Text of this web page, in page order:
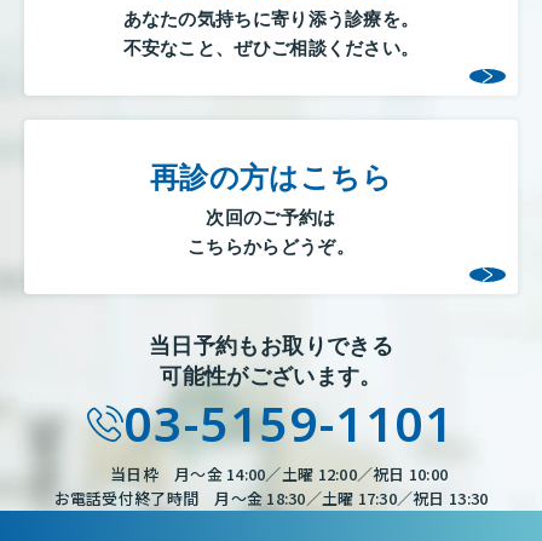
あなたの気持ちに寄り添う診療を。
不安なこと、ぜひご相談ください。
再診の方はこちら
次回のご予約は
こちらからどうぞ。
当日予約もお取りできる
可能性がございます。
03-5159-1101
当日枠 月～金 14:00／土曜 12:00／祝日 10:00
お電話受付終了時間 月～金 18:30／土曜 17:30／祝日 13:30